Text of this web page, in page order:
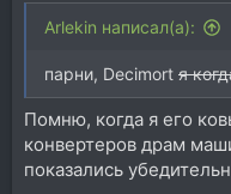
Arlekin написал(а):
парни, Decimort я
Помню, когда я его
конвертеров драм
показались